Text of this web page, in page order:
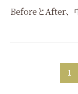
BeforeとAfter、
1